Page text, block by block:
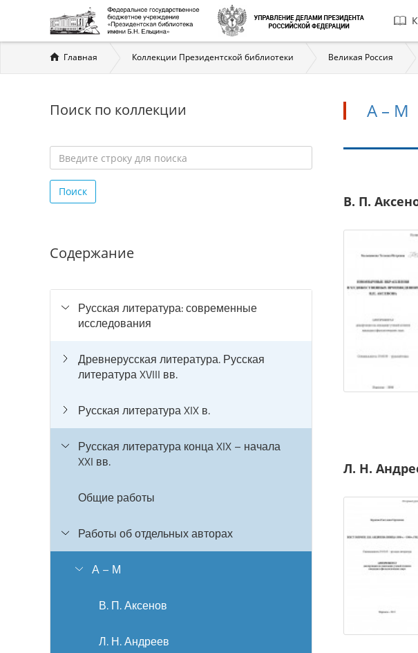
Вы
здесь
Главная Коллекции Президентской библиотеки Великая Россия
Поиск по коллекции
строку
для
Поиск
Содержание
Русская литература: современные
исследования
Древнерусская литература. Русская
литература XVIII вв.
Русская литература XIX в.
Русская литература конца XIX – начала
XXI вв.
Общие работы
Работы об отдельных авторах
А – М
В. П. Аксенов
Л. Н. Андреев
А – М
–
М
В. П.
Л. Н.